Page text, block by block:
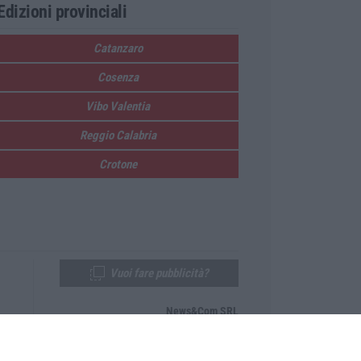
provinciali
Catanzaro
Cosenza
Vibo Valentia
Reggio Calabria
Crotone
News&Com SRL